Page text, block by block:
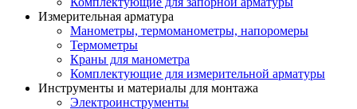
Измерительная арматура
Манометры, термоманометры, напоромеры
Термометры
Краны для манометра
Комплектующие для измерительной арматуры
Инструменты и материалы для монтажа
Электроинструменты